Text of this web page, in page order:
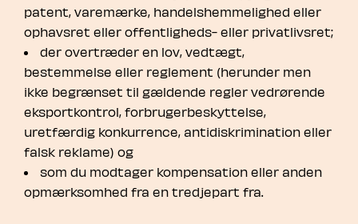
patent, varemærke, handelshemmelighed eller
ophavsret eller offentligheds- eller privatlivsret;
der overtræder en lov, vedtægt,
bestemmelse eller reglement (herunder men
ikke begrænset til gældende regler vedrørende
eksportkontrol, forbrugerbeskyttelse,
uretfærdig konkurrence, antidiskrimination eller
falsk reklame) og
som du modtager kompensation eller anden
opmærksomhed fra en tredjepart fra.